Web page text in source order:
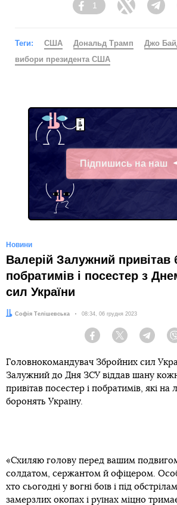
Facebook
1
Twitter
Теги: США Дональд Трамп
Джо
вибори президента США
Підпишись на наш
Telegram
Новини
Валерій Залужний привітав
побратимів і посестер з
сил України
Автор:
Софія Телішевська Дата:
08:34, 06 грудня 2023
Facebook Twitter
Головнокомандувач Збройних сил
Залужний до Дня ЗСУ віддав шану
привітав посестер і побратимів, які на
боронять Україну.
«Схиляю голову перед вашим
солдатом, сержантом й офіцером.
хто сьогодні у вогні боїв і під
замерзлих окопах і руїнах міцно